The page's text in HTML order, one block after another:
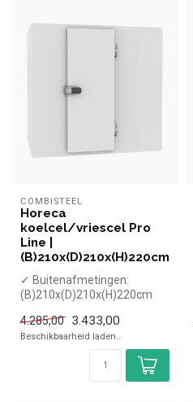
COMBISTEEL
Horeca
koelcel/vriescel Pro
Line |
(B)210x(D)210x(H)220cm
✓ Buitenafmetingen:
(B)210x(D)210x(H)220cm
(B)194x(D)194x(H...
4.285,00 3.433,00
Beschikbaarheid laden..